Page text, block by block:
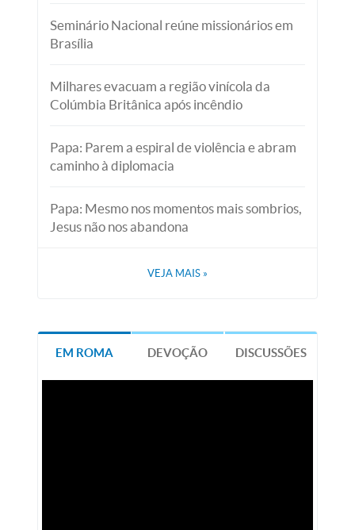
Seminário Nacional reúne missionários em
Brasília
Milhares evacuam a região vinícola da
Colúmbia Britânica após incêndio
Papa: Parem a espiral de violência e abram
caminho à diplomacia
Papa: Mesmo nos momentos mais sombrios,
Jesus não nos abandona
VEJA MAIS »
EM ROMA DEVOÇÃO DISCUSSÕES